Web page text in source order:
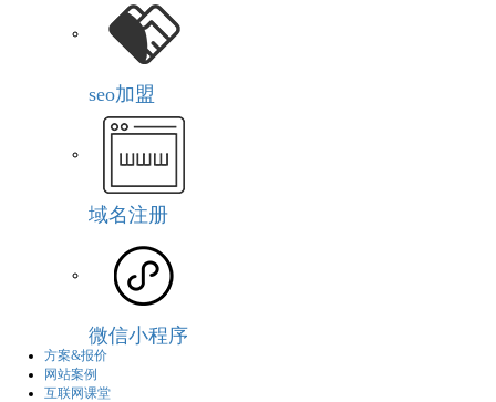
seo加盟
域名注册
微信小程序
方案&报价
网站案例
互联网课堂